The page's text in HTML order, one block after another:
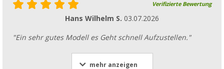
Verifizierte Bewertung
Hans Wilhelm S. 03.07.2026
"Ein sehr gutes Modell es Geht schnell Aufzustellen."
mehr anzeigen